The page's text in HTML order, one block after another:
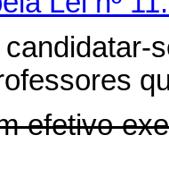
efetivo